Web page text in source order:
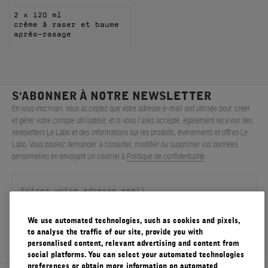
2 x 120 ml
crème à raser et baume
après-rasage
S'ABONNER À NOTRE NEWSLETTER
En vous inscrivan, vous acceptez que votre adresse e-mail soit utilisée pour créer
et gérer votre compte utilisateur, et si vous l’avez accepté, également recevoir des
newsletters Le Labo et des informations sur les produits, événements et offres Le
Labo. Vous pouvez demander à consulter, modifier ou supprimer vos données
personnelles en envoyant un courriel à Politique de confidentialité
S'ENREGISTRER
We use automated technologies, such as cookies and pixels,
to analyse the traffic of our site, provide you with
personalised content, relevant advertising and content from
social platforms. You can select your automated technologies